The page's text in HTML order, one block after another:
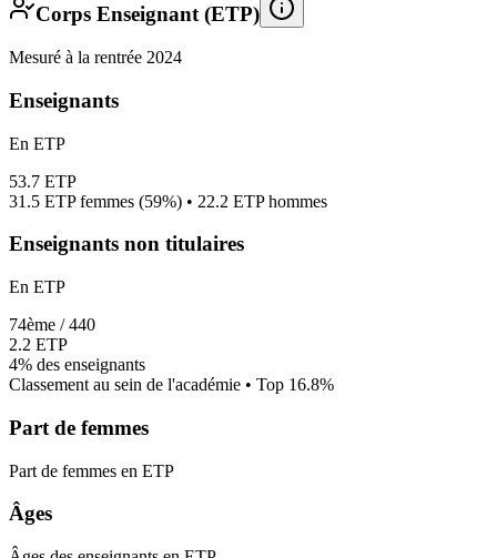
Corps Enseignant (ETP)
Mesuré à la rentrée 2024
Enseignants
En ETP
53.7 ETP
31.5 ETP femmes (59%) • 22.2 ETP hommes
Enseignants non titulaires
En ETP
74ème /440
2.2 ETP
4% des enseignants
Classement au sein de l'académie • Top 16.8%
Part de femmes
Part de femmes en ETP
Âges